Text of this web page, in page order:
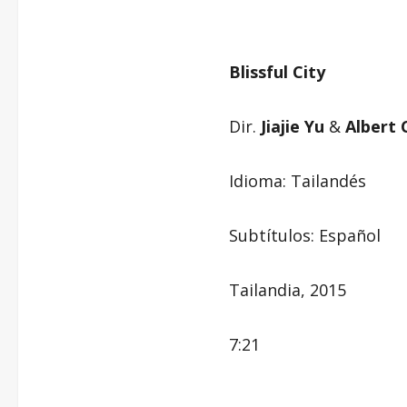
Blissful City
Dir. Jiajie Yu & Albert
Idioma: Tailandés
Subtítulos: Español
Tailandia, 2015
7:21